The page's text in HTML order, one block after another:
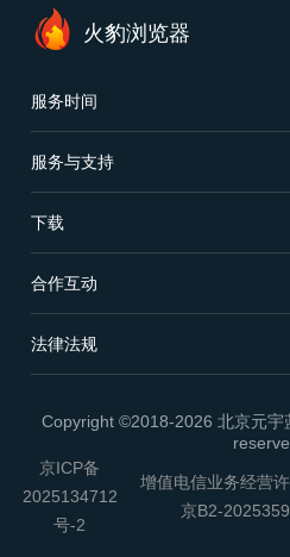
服务时间
火豹浏览器
服务与支持
下载
合作互动
法律法规
Copyright ©2018-2026 北京元宇
京ICP备
2025134712
号-2
增值电信业务经营许
京B2-